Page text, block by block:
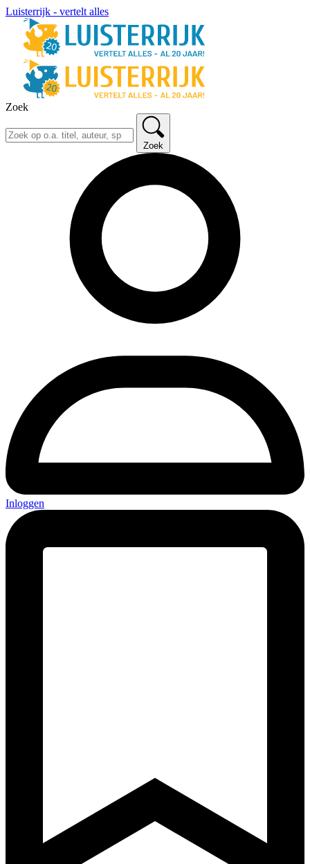
Luisterrijk - vertelt alles
Zoek
Zoek
Inloggen